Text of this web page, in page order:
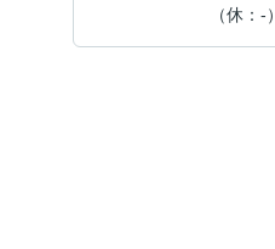
（休：-）